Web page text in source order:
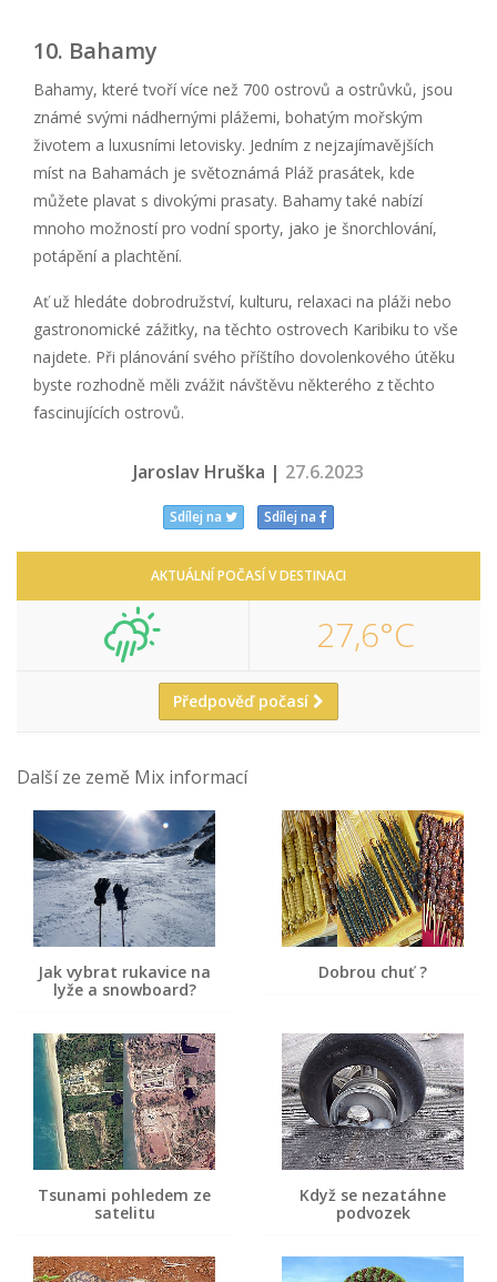
10. Bahamy
Bahamy, které tvoří více než 700 ostrovů a ostrůvků, jsou
známé svými nádhernými plážemi, bohatým mořským
životem a luxusními letovisky. Jedním z nejzajímavějších
míst na Bahamách je světoznámá Pláž prasátek, kde
můžete plavat s divokými prasaty. Bahamy také nabízí
mnoho možností pro vodní sporty, jako je šnorchlování,
potápění a plachtění.
Ať už hledáte dobrodružství, kulturu, relaxaci na pláži nebo
gastronomické zážitky, na těchto ostrovech Karibiku to vše
najdete. Při plánování svého příštího dovolenkového útěku
byste rozhodně měli zvážit návštěvu některého z těchto
fascinujících ostrovů.
Jaroslav Hruška | 27.6.2023
Sdílej na Sdílej na
AKTUÁLNÍ POČASÍ V DESTINACI
27,6°C
Předpověď počasí
Další ze země Mix informací
Jak vybrat rukavice na
lyže a snowboard?
Dobrou chuť ?
Tsunami pohledem ze
satelitu
Když se nezatáhne
podvozek